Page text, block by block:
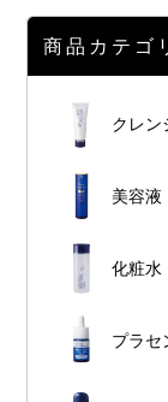
商品カテゴ
クレン
美容液
化粧水
プラセ